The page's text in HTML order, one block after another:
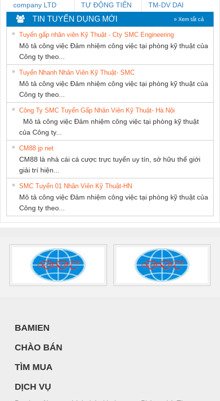
company LTD
TỰ ĐỘNG TIẾN
HƯNG
TM-DV DAI
DONG THANH
TIN TUYỂN DỤNG MỚI » Xem tất cả
Tuyển gấp nhân viên Kỹ Thuật - Cty SMC Engineering
Mô tả công việc Đảm nhiệm công việc tại phòng kỹ thuật của
Công ty theo...
Tuyển Nhanh Nhân Viên Kỹ Thuật- SMC
Mô tả công việc Đảm nhiệm công việc tại phòng kỹ thuật của
Công ty theo...
Công Ty SMC Tuyển Gấp Nhân Viên Kỹ Thuật- Hà Nội
Mô tả công việc Đảm nhiệm công việc tại phòng kỹ thuật
của Công ty...
CM88 jp net
CM88 là nhà cái cá cược trực tuyến uy tín, sở hữu thế giới
giải trí hiện...
SMC Tuyển 01 Nhân Viên Kỹ Thuật-HN
Mô tả công việc Đảm nhiệm công việc tại phòng kỹ thuật của
Công ty theo...
BAMIEN
CHÀO BÁN
TÌM MUA
DỊCH VỤ